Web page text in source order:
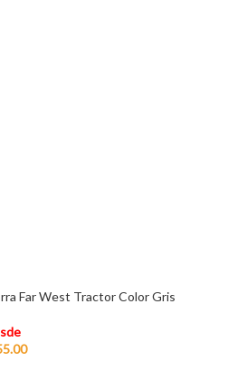
Far West Tractor Color Gris